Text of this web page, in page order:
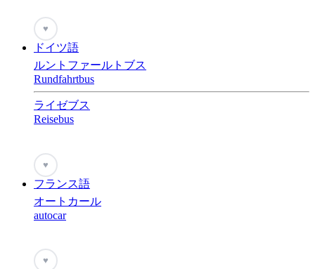
♥
ドイツ語
ルントファールトブス
Rundfahrtbus
ライゼブス
Reisebus
♥
フランス語
オートカール
autocar
♥